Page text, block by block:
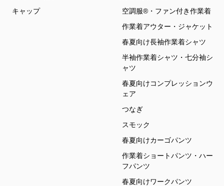
キャップ
空調服®・ファン付き作業着
作業着アウター・ジャケット
春夏向け長袖作業着シャツ
半袖作業着シャツ・七分袖シ
ャツ
春夏向けコンプレッションウ
ェア
つなぎ
スモック
春夏向けカーゴパンツ
作業着ショートパンツ・ハー
フパンツ
春夏向けワークパンツ